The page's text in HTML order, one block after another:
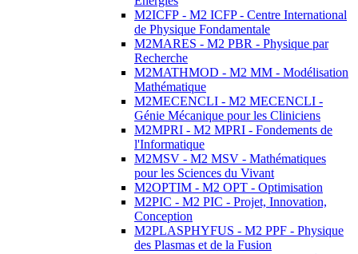
M2ICFP - M2 ICFP - Centre International
de Physique Fondamentale
M2MARES - M2 PBR - Physique par
Recherche
M2MATHMOD - M2 MM - Modélisation
Mathématique
M2MECENCLI - M2 MECENCLI -
Génie Mécanique pour les Cliniciens
M2MPRI - M2 MPRI - Fondements de
l'Informatique
M2MSV - M2 MSV - Mathématiques
pour les Sciences du Vivant
M2OPTIM - M2 OPT - Optimisation
M2PIC - M2 PIC - Projet, Innovation,
Conception
M2PLASPHYFUS - M2 PPF - Physique
des Plasmas et de la Fusion